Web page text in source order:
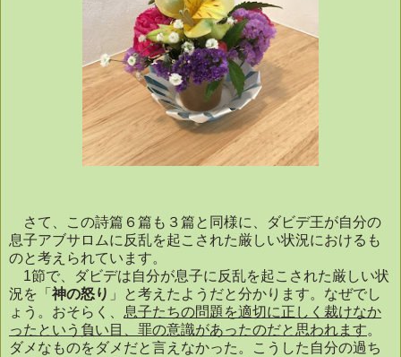
さて、この詩篇６篇も３ 篇と同様に、ダビデ王が自分の
息子アブサロムに反乱を起こされた厳しい状況におけるも
のと考えられています。
1節で、ダビデは自分が息子に反乱を起こされた厳しい状
況を「 神の怒り 」と考えたようだと分かります。なぜでし
ょう。おそらく、 息子たちの問題を適切に正しく裁けなか
ったという負い目、罪の意識があったのだと思われます。
ダメなものをダメだと言えなかった。こうした自分の過ち